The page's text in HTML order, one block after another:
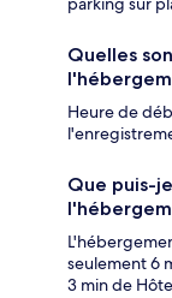
Quelles
Heure de
Que puis-
seulement 6
3 min de